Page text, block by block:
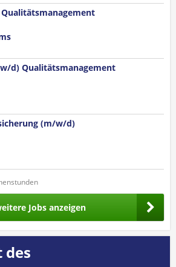
d) Qualitätsmanagement
(m/w/d)
Jobs anzeigen
des